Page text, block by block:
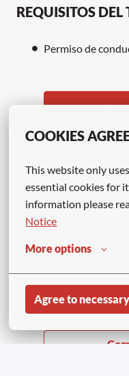
COOKIES
This website only
essential cookies for
information please
Notice
More options
Agree to necessary
REQUISITOS
Permiso de